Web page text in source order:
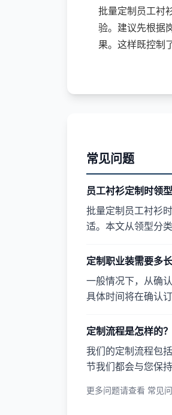
批量定制员工衬
验。建议先根据
果。这样既控制
常见问题
员工衬衫定制时领
批量定制员工衬衫
适。本文从领型分
定制职业装需要多长
一般情况下，从确
具体时间将在确认
定制流程是怎样的？
我们的定制流程包
节我们都会与您保持
更多问题请查看 常见